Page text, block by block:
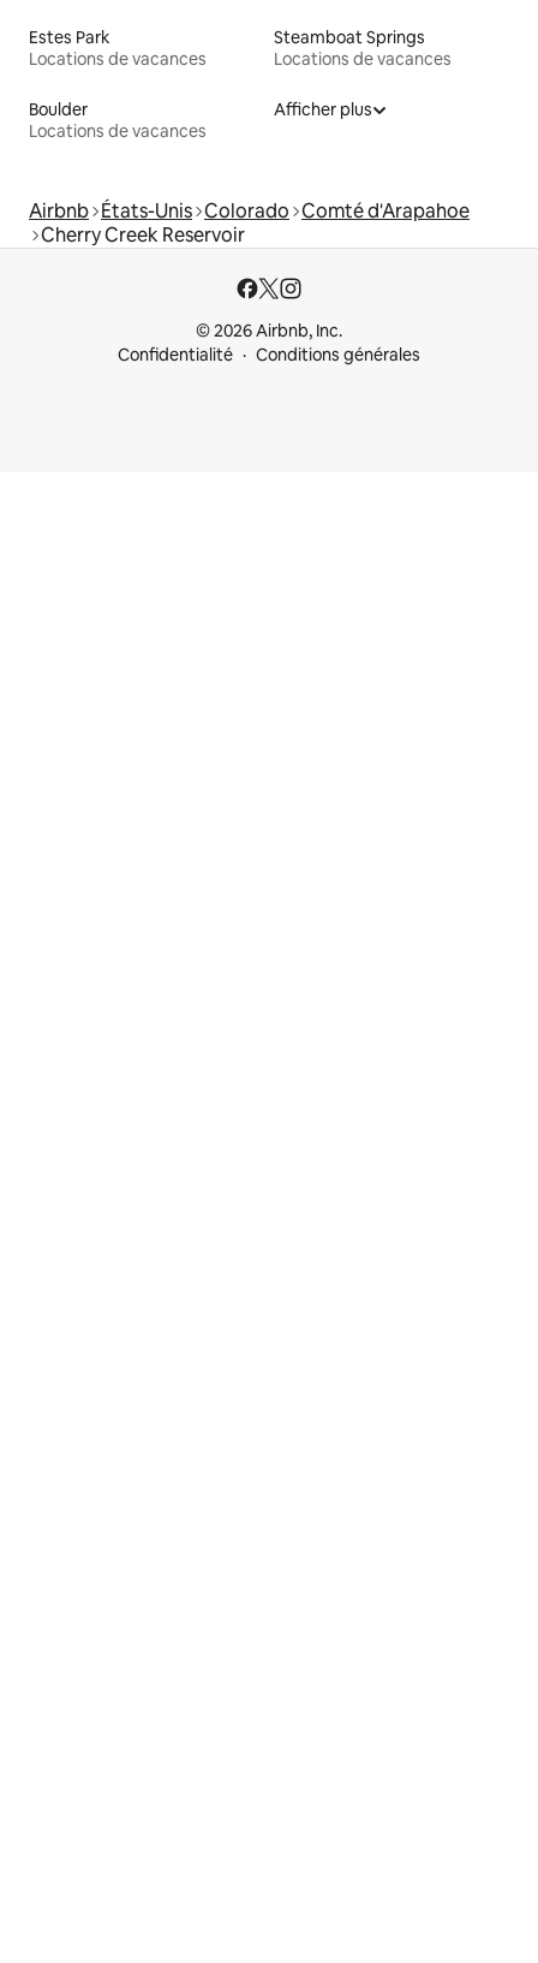
Estes Park
Locations de vacances
Steamboat Springs
Locations de vacances
Boulder
Locations de vacances
Afficher plus
Airbnb États-Unis Colorado Comté d'Arapahoe
Cherry Creek Reservoir
© 2026 Airbnb, Inc.
Confidentialité
Conditions générales